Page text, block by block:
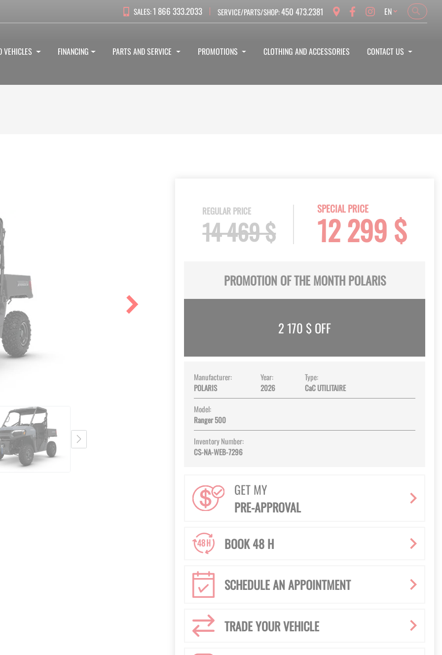
SALES:1 866 333.2033 SERVICE/PARTS/SHOP:450 473.2381
Search
Search
Language
EN
VEHICLES FINANCING PARTS AND SERVICE PROMOTIONS CLOTHING AND ACCESSORIES CONTACT US
SPECIAL PRICE
12 299 $
REGULAR PRICE
14 469 $
PROMOTION OF THE MONTH POLARIS
2 170 $ OFF
Manufacturer:
POLARIS
Year:
2026
Type:
CaC UTILITAIRE
Model:
Ranger 500
Inventory Number:
CS-NA-WEB-7296
GET MY
PRE-APPROVAL
BOOK 48 H
SCHEDULE AN APPOINTMENT
TRADE YOUR VEHICLE